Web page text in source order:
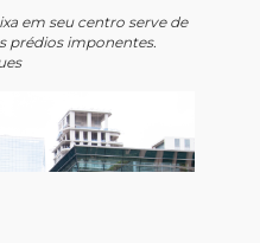
em seu centro serve de
prédios imponentes.